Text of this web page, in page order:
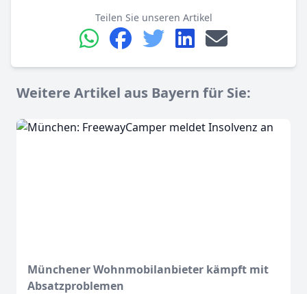
Teilen Sie unseren Artikel
Weitere Artikel aus Bayern für Sie:
Münchener Wohnmobilanbieter kämpft mit
Absatzproblemen